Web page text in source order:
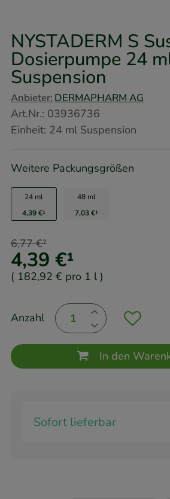
NYSTADERM S
Dosierpumpe 24
Suspension
Anbieter: DERMAPHARM AG
Art.Nr.: 03936736
Einheit: 24 mlSuspension
Weitere Packungsgrößen
24 ml
4,39 €¹
48 ml
7,03 €¹
4,39 €¹
6,77 €²
( 182,92 € pro 1 l )
Anzahl
In den
Sofort lieferbar